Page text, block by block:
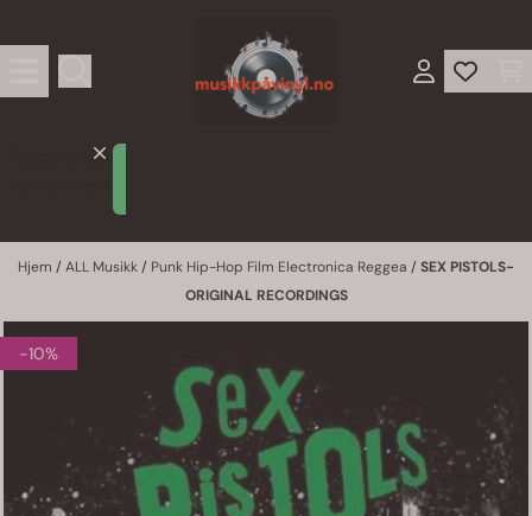
Placeholder
Hjem / ALL Musikk/ Punk Hip-Hop Film Electronica Reggea / SEX PISTOLS-
ORIGINAL RECORDINGS
-10%